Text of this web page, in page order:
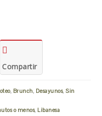
Compartir
, Brunch, Desayunos,Sin
o menos, Libanesa